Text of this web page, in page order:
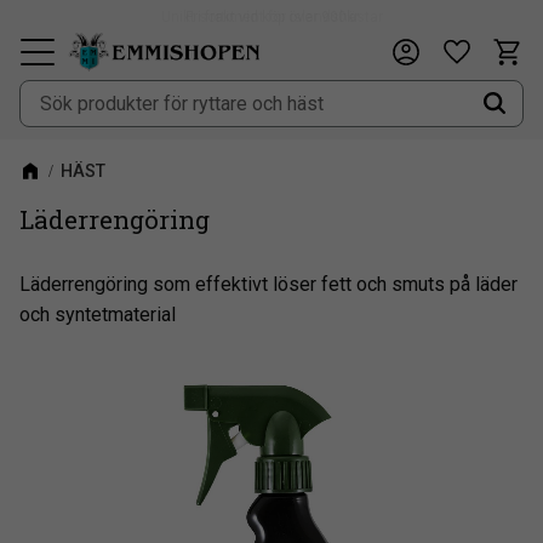
Meny
HÄST
Läderrengöring
Läderrengöring som effektivt löser fett och smuts på läder
och syntetmaterial